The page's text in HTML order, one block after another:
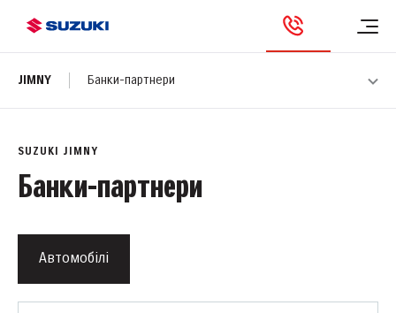
JIMNY Банки-партнери
SUZUKI JIMNY
Банки-партнери
Автомобілі